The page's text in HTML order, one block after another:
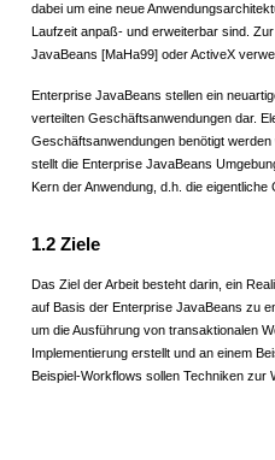
dabei um eine neue
Laufzeit anpaß- und erweiterbar sind.
JavaBeans [MaHa99] oder ActiveX
Enterprise JavaBeans stellen ein
verteilten Geschäftsanwendungen dar.
Geschäftsanwendungen benötigt
stellt die Enterprise JavaBeans
Kern der Anwendung, d.h. die
1.2 Ziele
Das Ziel der Arbeit besteht darin, ein
auf Basis der Enterprise JavaBeans zu
um die Ausführung von transaktionalen
Implementierung erstellt und an einem
Beispiel-Workflows sollen Techniken zur